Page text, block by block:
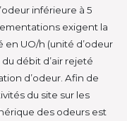
inférieure à 5
exigent la
en UO/h (unité d’odeur
débit d’air rejeté
d’odeur. Afin de
du site sur les
des odeurs est